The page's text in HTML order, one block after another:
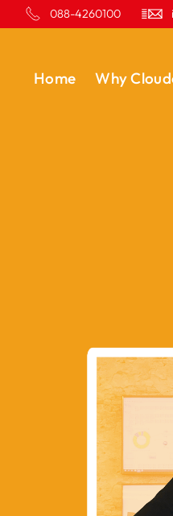
088-4260100
Home Why